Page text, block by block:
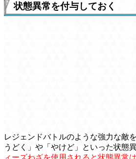
状態異常を付与しておく
レジェンドバトルのような強力な敵
うどく」や「やけど」といった状態
ィーズわざを使用されると状態異常